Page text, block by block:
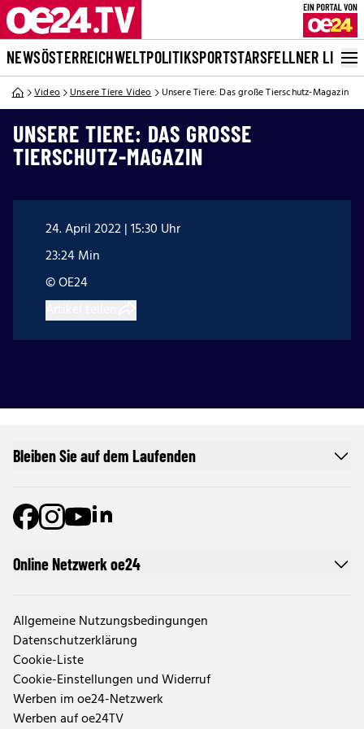
NEWSÖSTERREICHWELTPOLITIKSPORTSTARSFELLNER LIVE
Video Unsere Tiere Video Unsere Tiere: Das große Tierschutz-Magazin
UNSERE TIERE: DAS GROSSE T
IERSCHUTZ-MAGAZIN
24. April 2022 | 15:30 Uhr
23:24 Min
© OE24
Online Netzwerk oe24
Allgemeine Nutzungsbedingungen
Datenschutzerklärung
Cookie-Liste
Cookie-Einstellungen und Widerruf
Werben im oe24-Netzwerk
Werben auf oe24TV
Bleiben Sie auf dem Laufenden